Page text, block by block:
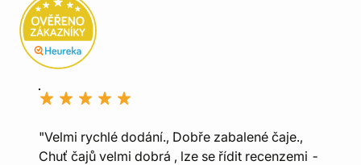
"Velmi rychlé dodání., Dobře zabalené čaje.,
Chuť čajů velmi dobrá , lze se řídit recenzemi -